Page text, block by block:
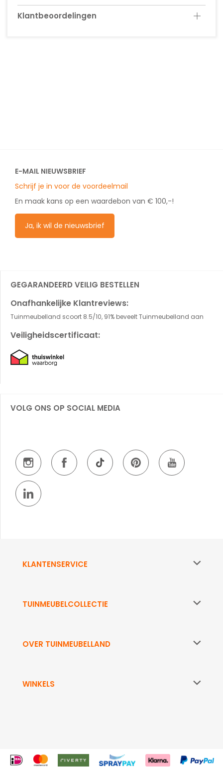
Klantbeoordelingen
E-MAIL NIEUWSBRIEF
Schrijf je in voor de voordeelmail
En maak kans op een waardebon van € 100,-!
Ja, ik wil de nieuwsbrief
GEGARANDEERD VEILIG BESTELLEN
Onafhankelijke Klantreviews:
Tuinmeubelland scoort 8.5/10, 91% beveelt Tuinmeubelland aan
Veiligheidscertificaat:
VOLG ONS OP SOCIAL MEDIA
KLANTENSERVICE
TUINMEUBELCOLLECTIE
OVER TUINMEUBELLAND
WINKELS